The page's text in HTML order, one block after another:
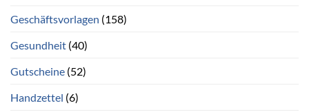
Geschäftsvorlagen (158)
Gesundheit (40)
Gutscheine (52)
Handzettel (6)